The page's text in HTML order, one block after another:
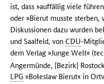
ist, dass »auffällig viele
oder »Bierut musste sterben,
Diskussionen dazu wurden
und Saalfeld, von CDU-
dem Verlag »Junge Welt«
Angermünde, [Bezirk]
LPG »Bołeslaw Bierut« in